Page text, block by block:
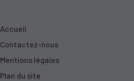
Accueil
Contactez-nous
Mentions légales
Plan du site